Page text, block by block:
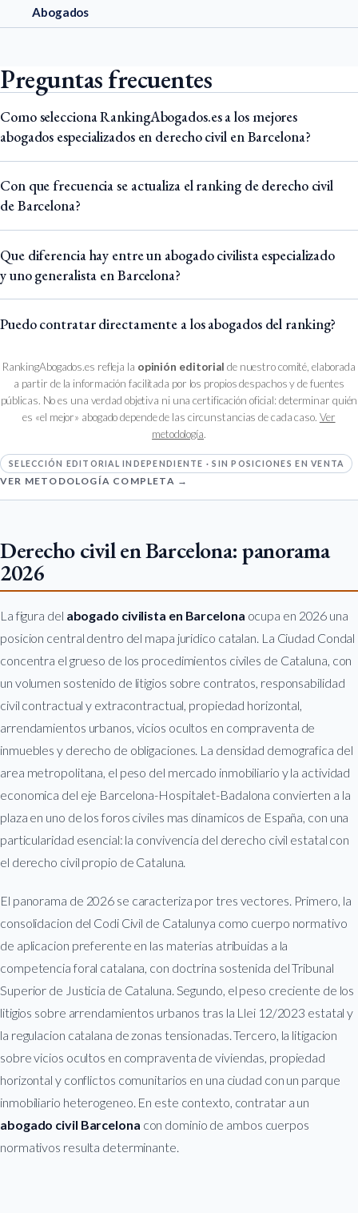
Abogados
Preguntas frecuentes
Como selecciona RankingAbogados.es a los mejores
abogados especializados en derecho civil en Barcelona?
Con que frecuencia se actualiza el ranking de derecho civil
de Barcelona?
Que diferencia hay entre un abogado civilista especializado
y uno generalista en Barcelona?
Puedo contratar directamente a los abogados del ranking?
RankingAbogados.es refleja la opinión editorial de nuestro comité, elaborada
a partir de la información facilitada por los propios despachos y de fuentes
públicas. No es una verdad objetiva ni una certificación oficial: determinar quién
es «el mejor» abogado depende de las circunstancias de cada caso. Ver
metodología.
SELECCIÓN EDITORIAL INDEPENDIENTE · SIN POSICIONES EN VENTA
VER METODOLOGÍA COMPLETA →
Derecho civil en Barcelona: panorama
2026
La figura del abogado civilista en Barcelona ocupa en 2026 una
posicion central dentro del mapa juridico catalan. La Ciudad Condal
concentra el grueso de los procedimientos civiles de Cataluna, con
un volumen sostenido de litigios sobre contratos, responsabilidad
civil contractual y extracontractual, propiedad horizontal,
arrendamientos urbanos, vicios ocultos en compraventa de
inmuebles y derecho de obligaciones. La densidad demografica del
area metropolitana, el peso del mercado inmobiliario y la actividad
economica del eje Barcelona-Hospitalet-Badalona convierten a la
plaza en uno de los foros civiles mas dinamicos de España, con una
particularidad esencial: la convivencia del derecho civil estatal con
el derecho civil propio de Cataluna.
El panorama de 2026 se caracteriza por tres vectores. Primero, la
consolidacion del Codi Civil de Catalunya como cuerpo normativo
de aplicacion preferente en las materias atribuidas a la
competencia foral catalana, con doctrina sostenida del Tribunal
Superior de Justicia de Cataluna. Segundo, el peso creciente de los
litigios sobre arrendamientos urbanos tras la Llei 12/2023 estatal y
la regulacion catalana de zonas tensionadas. Tercero, la litigacion
sobre vicios ocultos en compraventa de viviendas, propiedad
horizontal y conflictos comunitarios en una ciudad con un parque
inmobiliario heterogeneo. En este contexto, contratar a un
abogado civil Barcelona con dominio de ambos cuerpos
normativos resulta determinante.